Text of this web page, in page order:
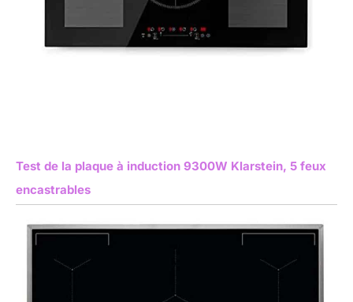
Test de la plaque à induction 9300W Klarstein, 5 feux
encastrables